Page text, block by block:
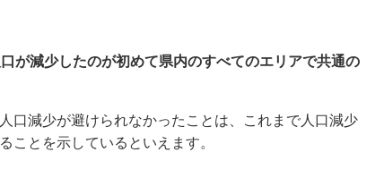
が減少したのが初めて県内のすべてのエリアで共通の
口減少が避けられなかったことは、これまで人口減少
ことを示しているといえます。